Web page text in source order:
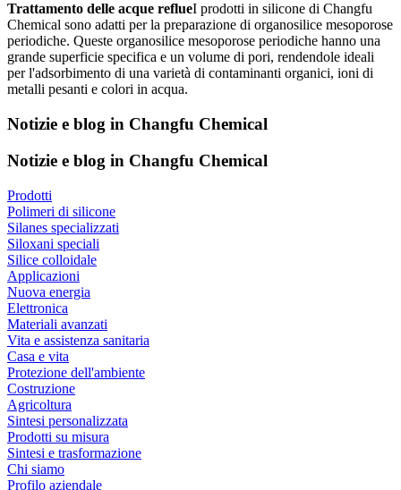
Trattamento delle acque reflueI prodotti in silicone di Changfu
Chemical sono adatti per la preparazione di organosilice mesoporose
periodiche. Queste organosilice mesoporose periodiche hanno una
grande superficie specifica e un volume di pori, rendendole ideali
per l'adsorbimento di una varietà di contaminanti organici, ioni di
metalli pesanti e colori in acqua.
Notizie e blog in Changfu Chemical
Notizie e blog in Changfu Chemical
Prodotti
Polimeri di silicone
Silanes specializzati
Siloxani speciali
Silice colloidale
Applicazioni
Nuova energia
Elettronica
Materiali avanzati
Vita e assistenza sanitaria
Casa e vita
Protezione dell'ambiente
Costruzione
Agricoltura
Sintesi personalizzata
Prodotti su misura
Sintesi e trasformazione
Chi siamo
Profilo aziendale